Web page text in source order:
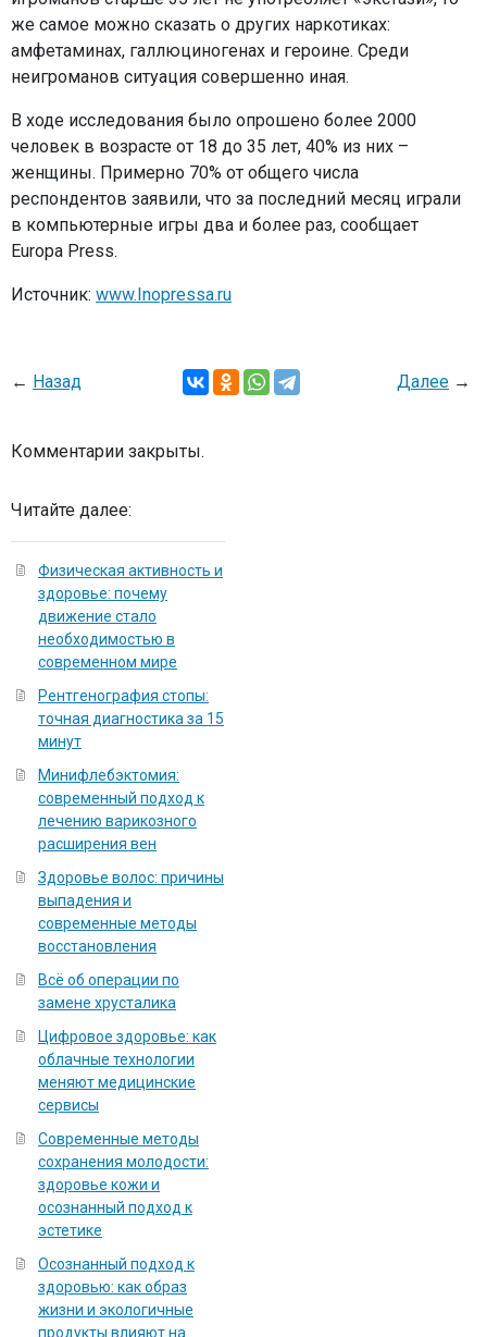
же самое можно сказать о других наркотиках:
амфетаминах, галлюциногенах и героине. Среди
неигроманов ситуация совершенно иная.
В ходе исследования было опрошено более 2000
человек в возрасте от 18 до 35 лет, 40% из них –
женщины. Примерно 70% от общего числа
респондентов заявили, что за последний месяц играли
в компьютерные игры два и более раз, сообщает
Europa Press.
Источник: www.Inopressa.ru
← Назад Далее →
Комментарии закрыты.
Читайте далее:
Физическая активность и
здоровье: почему
движение стало
необходимостью в
современном мире
Рентгенография стопы:
точная диагностика за 15
минут
Минифлебэктомия:
современный подход к
лечению варикозного
расширения вен
Здоровье волос: причины
выпадения и
современные методы
восстановления
Всё об операции по
замене хрусталика
Цифровое здоровье: как
облачные технологии
меняют медицинские
сервисы
Современные методы
сохранения молодости:
здоровье кожи и
осознанный подход к
эстетике
Осознанный подход к
здоровью: как образ
жизни и экологичные
продукты влияют на